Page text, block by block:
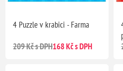
4 Puzzle v krabici - Farma
209 Kč s DPH168 Kč s DPH